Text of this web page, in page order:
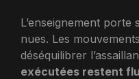
L’enseignement
nues. Les
déséquilibrer
exécutées restent